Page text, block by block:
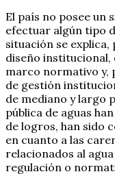
El país no posee un
efectuar algún tipo
situación se
diseño institucional,
marco normativo y,
de gestión
de mediano y largo
pública de aguas
de logros, han sido
en cuanto a las
relacionados al
regulación o